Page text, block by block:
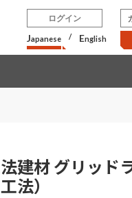
ログイン
Japanese / English
建材 グリッド
法）